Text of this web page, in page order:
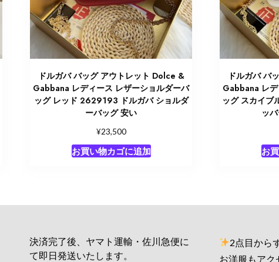
ドルガバ バッグ アウトレット Dolce &
Gabbana レディース レザーショルダーバ
ッグ レッド 2629193 ドルガバ ショルダ
ーバッグ 安い
¥23,500
お買い物カゴに追加
ドルガバ バ
Gabbana レ
ッグ スカイ
ッ
お
決済完了後、ヤマト運輸・佐川急便に
て即日発送いたします。
2点目から
お洋服もアク